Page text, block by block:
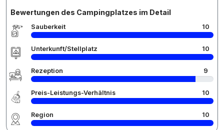
Bewertungen des Campingplatzes im Detail
Sauberkeit 10
Unterkunft/Stellplatz 10
Rezeption 9
Preis-Leistungs-Verhältnis 10
Region 10